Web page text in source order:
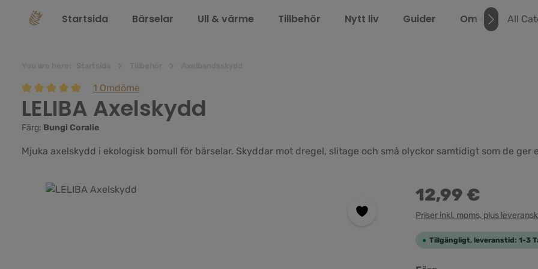
Hoppa till huvudnavigering
Startsida Bärselar Ull & värme Tillbehör Nytt liv Guider Om oss All
Genomsnittligt betyg på 5 av 5 stjärnor
1 Omdöme
LELIBA Axelskydd
Färg: Bungi Coralie
Mjuka axelskydd i ekologisk bomull för bärselar. Skyddar mot dregel, slitage och små olyckor samtidigt som de
Hoppa över bildgalleri 12,99 €
Priser inkl. moms, plus
Tillgängligt, leveranstid: 1-3